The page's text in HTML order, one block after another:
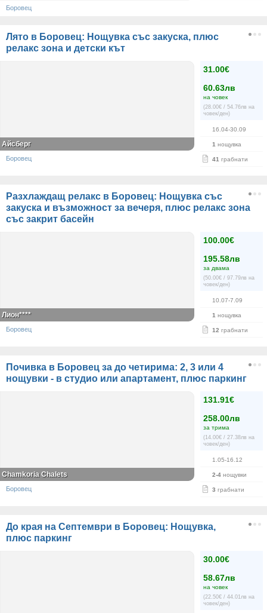
Боровец
Лято в Боровец: Нощувка със закуска, плюс
релакс зона и детски кът
31.00€
60.63лв
на човек
(28.00€ / 54.76лв на
човек/ден)
16.04-30.09
1 нощувка
41 грабнати
Айсберг
Боровец
Разхлаждащ релакс в Боровец: Нощувка със
закуска и възможност за вечеря, плюс релакс зона
със закрит басейн
100.00€
195.58лв
за двама
(50.00€ / 97.79лв на
човек/ден)
10.07-7.09
1 нощувка
12 грабнати
Лион****
Боровец
Почивка в Боровец за до четирима: 2, 3 или 4
нощувки - в студио или апартамент, плюс паркинг
131.91€
258.00лв
за трима
(14.00€ / 27.38лв на
човек/ден)
1.05-16.12
2-4 нощувки
3 грабнати
Chamkoria Chalets
Боровец
До края на Септември в Боровец: Нощувка,
плюс паркинг
30.00€
58.67лв
на човек
(22.50€ / 44.01лв на
човек/ден)